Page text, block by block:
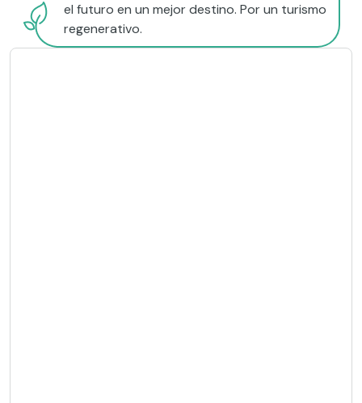
el futuro en un mejor destino. Por un turismo
regenerativo.